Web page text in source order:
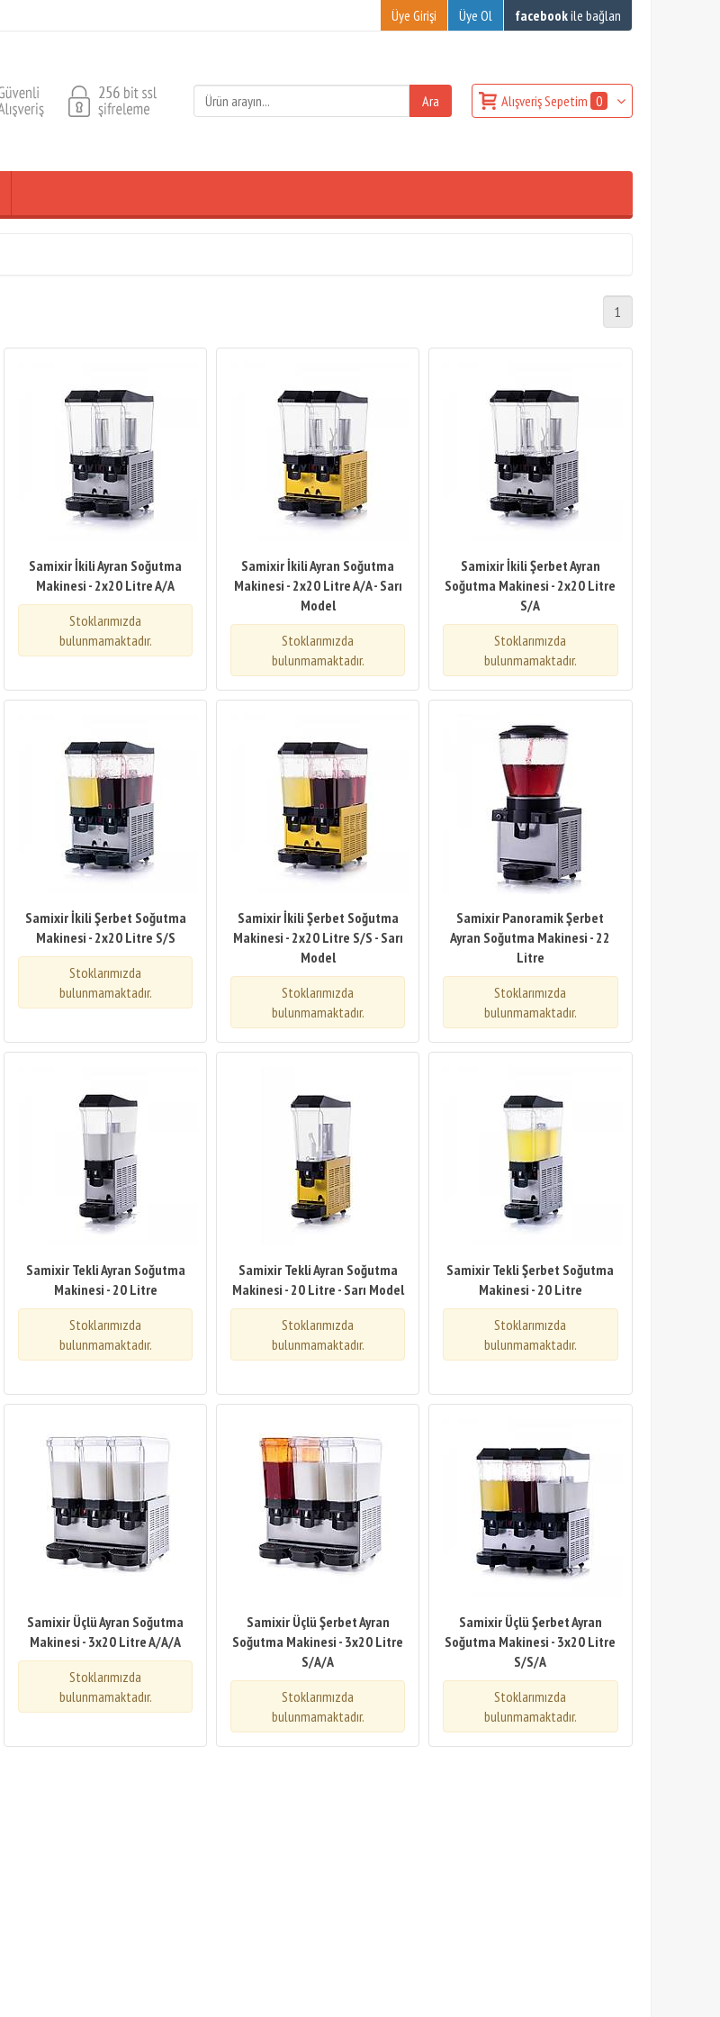
Üye Girişi Üye Ol facebookile bağlan
Alışveriş Sepetim 0
1
Samixir İkili Ayran Soğutma
Makinesi - 2x20 Litre A/A
Stoklarımızda
bulunmamaktadır.
Samixir İkili Ayran Soğutma
Makinesi - 2x20 Litre A/A - Sarı
Model
Stoklarımızda
bulunmamaktadır.
Samixir İkili Şerbet Ayran
Soğutma Makinesi - 2x20 Litre
S/A
Stoklarımızda
bulunmamaktadır.
Samixir İkili Şerbet Soğutma
Makinesi - 2x20 Litre S/S
Stoklarımızda
bulunmamaktadır.
Samixir İkili Şerbet Soğutma
Makinesi - 2x20 Litre S/S - Sarı
Model
Stoklarımızda
bulunmamaktadır.
Samixir Panoramik Şerbet
Ayran Soğutma Makinesi - 22
Litre
Stoklarımızda
bulunmamaktadır.
Samixir Tekli Ayran Soğutma
Makinesi - 20 Litre
Stoklarımızda
bulunmamaktadır.
Samixir Tekli Ayran Soğutma
Makinesi - 20 Litre - Sarı Model
Stoklarımızda
bulunmamaktadır.
Samixir Tekli Şerbet Soğutma
Makinesi - 20 Litre
Stoklarımızda
bulunmamaktadır.
Samixir Üçlü Ayran Soğutma
Makinesi - 3x20 Litre A/A/A
Stoklarımızda
bulunmamaktadır.
Samixir Üçlü Şerbet Ayran
Soğutma Makinesi - 3x20 Litre
S/A/A
Stoklarımızda
bulunmamaktadır.
Samixir Üçlü Şerbet Ayran
Soğutma Makinesi - 3x20 Litre
S/S/A
Stoklarımızda
bulunmamaktadır.